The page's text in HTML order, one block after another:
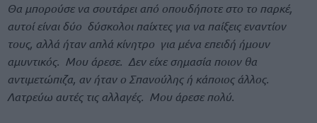
Θα μπορούσε να σουτάρει από οπουδήποτε στο το παρκέ,
αυτοί είναι δύο δύσκολοι παίχτες για να παίξεις εναντίον
τους, αλλά ήταν απλά κίνητρο για μένα επειδή ήμουν
αμυντικός. Μου άρεσε. Δεν είχε σημασία ποιον θα
αντιμετώπιζα, αν ήταν ο Σπανούλης ή κάποιος άλλος.
Λατρεύω αυτές τις αλλαγές. Μου άρεσε πολύ.